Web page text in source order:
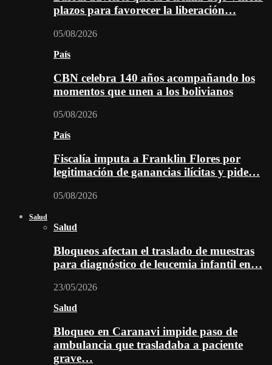
plazos para favorecer la liberación…
05/08/2026
País
CBN celebra 140 años acompañando los
momentos que unen a los bolivianos
05/08/2026
País
Fiscalía imputa a Franklin Flores por
legitimación de ganancias ilícitas y pide…
05/08/2026
Salud
Salud
Bloqueos afectan el traslado de muestras
para diagnóstico de leucemia infantil en…
23/05/2026
Salud
Bloqueo en Caranavi impide paso de
ambulancia que trasladaba a paciente
grave…